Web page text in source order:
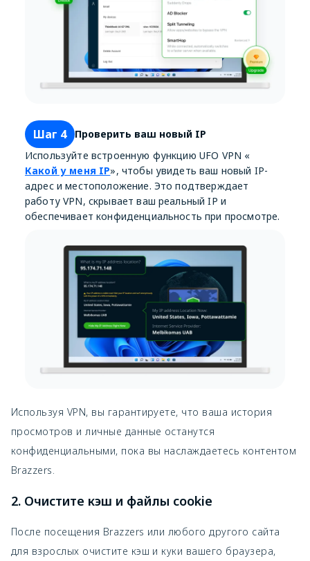
Шаг 4
Проверить ваш новый IP
Используйте встроенную функцию UFO VPN «
Какой у меня IP», чтобы увидеть ваш новый IP-
адрес и местоположение. Это подтверждает
работу VPN, скрывает ваш реальный IP и
обеспечивает конфиденциальность при просмотре.
Используя VPN, вы гарантируете, что ваша история
просмотров и личные данные останутся
конфиденциальными, пока вы наслаждаетесь контентом
Brazzers.
2. Очистите кэш и файлы cookie
После посещения Brazzers или любого другого сайта
для взрослых очистите кэш и куки вашего браузера,